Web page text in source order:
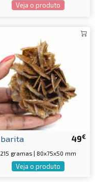
Veja o produto
49€
barita
215 gramas | 80x75x50 mm
Veja o produto